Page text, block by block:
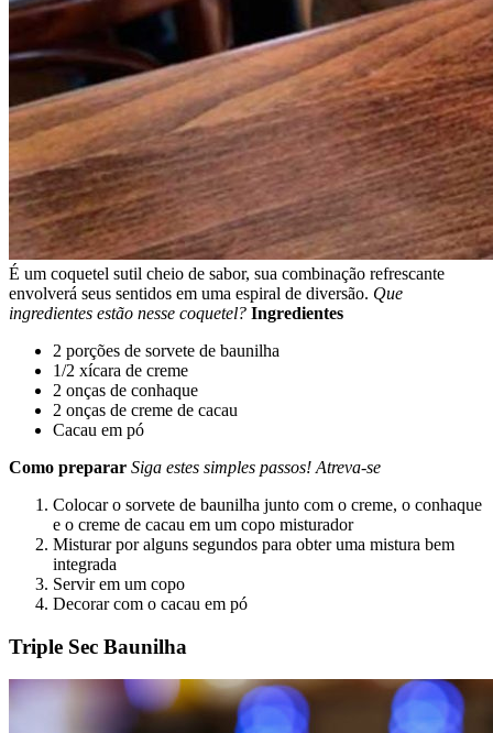
É um coquetel sutil cheio de sabor, sua combinação refrescante
envolverá seus sentidos em uma espiral de diversão. Que
ingredientes estão nesse coquetel? Ingredientes
2 porções de sorvete de baunilha
1/2 xícara de creme
2 onças de conhaque
2 onças de creme de cacau
Cacau em pó
Como preparar Siga estes simples passos! Atreva-se
Colocar o sorvete de baunilha junto com o creme, o conhaque
e o creme de cacau em um copo misturador
Misturar por alguns segundos para obter uma mistura bem
integrada
Servir em um copo
Decorar com o cacau em pó
Triple Sec Baunilha